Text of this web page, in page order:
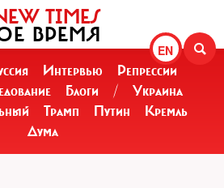
EN
TIMES
ВРЕМЯ
Интервью
Репрессии
Блоги /
Украина
Трамп Путин
Кремль
Дума